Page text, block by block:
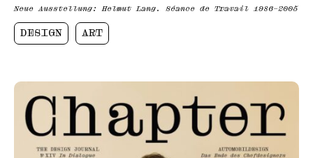
Neue Ausstellung: Helmut Lang. Séance de Travail 1986–2005
DESIGN ART